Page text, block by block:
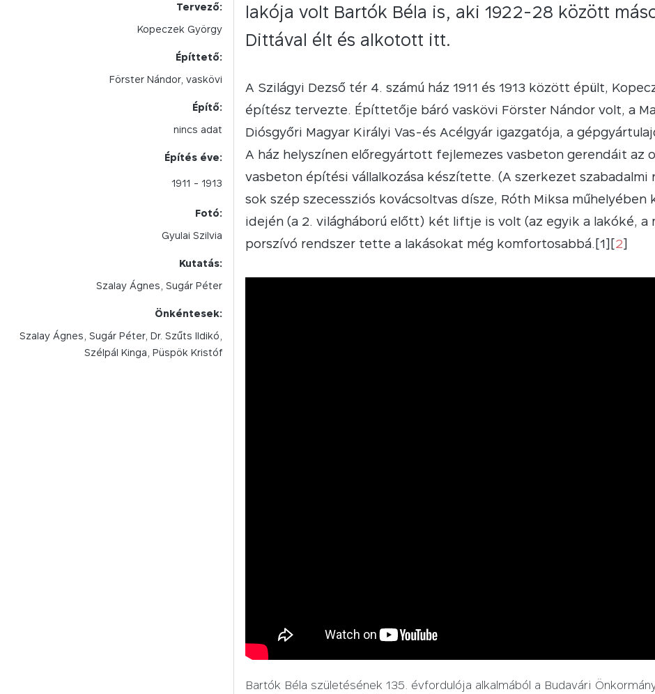
Tervező:
Kopeczek György
Építtető:
Förster Nándor, vaskövi
Építő:
nincs adat
Építés éve:
1911 - 1913
Fotó:
Gyulai Szilvia
Kutatás:
Szalay Ágnes, Sugár Péter
Önkéntesek:
Szalay Ágnes, Sugár Péter, Dr. Szűts Ildikó,
Szélpál Kinga, Püspök Kristóf
lakója volt Bartók Béla is, aki 1922-28 között
Dittával élt és alkotott itt.
A Szilágyi Dezső tér 4. számú ház 1911 és 1913 között épült,
építész tervezte. Építtetője báró vaskövi Förster Nándor volt, a
Diósgyőri Magyar Királyi Vas-és Acélgyár igazgatója, a
A ház helyszínen előregyártott fejlemezes vasbeton gerendáit az
vasbeton építési vállalkozása készítette. (A szerkezet
sok szép szecessziós kovácsoltvas dísze, Róth Miksa
idején (a 2. világháború előtt) két liftje is volt (az egyik a lakóké,
porszívó rendszer tette a lakásokat még komfortosabbá.[1][2]
Bartók Béla születésének 135. évfordulója alkalmából a Budavári